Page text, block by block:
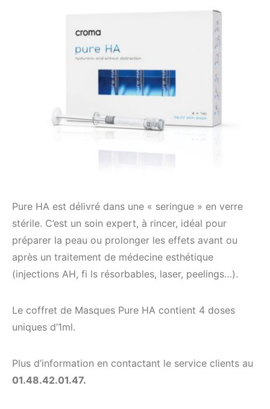
Pure HA est délivré dans une « seringue » en verre
stérile. C’est un soin expert, à rincer, idéal pour
préparer la peau ou prolonger les effets avant ou
après un traitement de médecine esthétique
(injections AH, fi ls résorbables, laser, peelings…).
Le coffret de Masques Pure HA contient 4 doses
uniques d’1ml.
Plus d’information en contactant le service clients au
01.48.42.01.47.